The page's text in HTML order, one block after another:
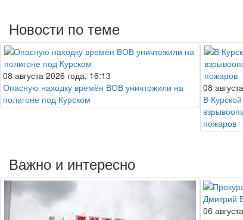
Новости по теме
08 августа 2026 года, 16:13
Опасную находку времён ВОВ уничтожили на
полигоне под Курском
08
В
пожаров
Важно и интересно
06